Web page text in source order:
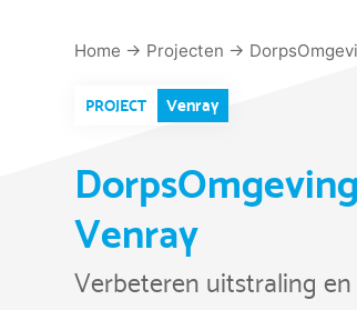
Home → Projecten →
PROJECT Venray
Venray
Verbeteren uitstraling